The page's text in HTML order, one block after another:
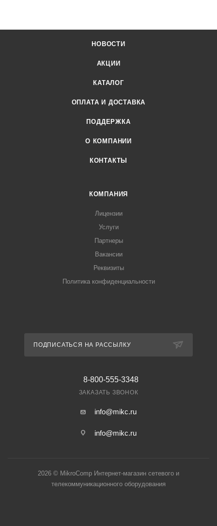
НОВОСТИ
АКЦИИ
КАТАЛОГ
ОПЛАТА И ДОСТАВКА
ПОДДЕРЖКА
О КОМПАНИИ
КОНТАКТЫ
КОМПАНИЯ
Лицензии
Услуги
Партнеры
Вакансии
Реквизиты
Политика конфиденциальности
ПОДПИСАТЬСЯ НА РАССЫЛКУ
8-800-555-3348
ЗАКАЗАТЬ ЗВОНОК
info@mikc.ru
info@mikc.ru
2026 © MikroComp Интернет-магазин сетевого и
телекоммуникационного оборудования